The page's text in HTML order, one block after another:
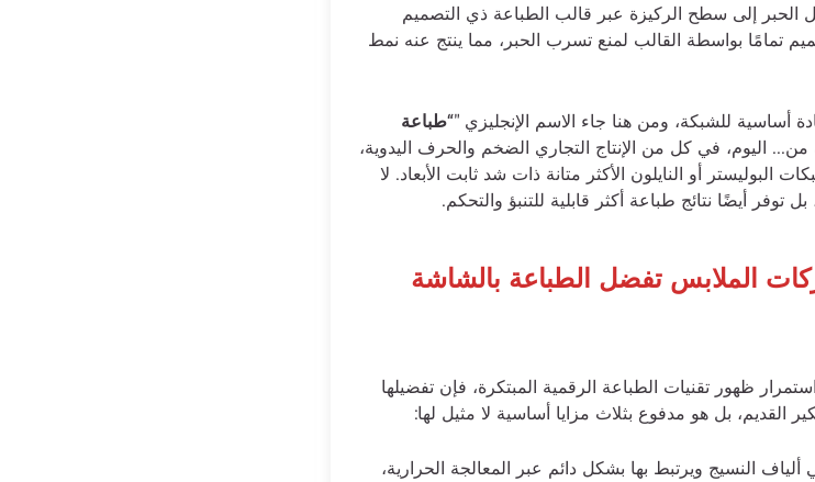
الحبر إلى سطح الركيزة عبر قالب الطباعة ذي التصميم
تمامًا بواسطة القالب لمنع تسرب الحبر، مما ينتج عنه نمط
أساسية للشبكة، ومن هنا جاء الاسم الإنجليزي "“طباعة
اليوم، في كل من الإنتاج التجاري الضخم والحرف اليدوية،
أو النايلون الأكثر متانة ذات شد ثابت الأبعاد. لا
توفر أيضًا نتائج طباعة أكثر قابلية للتنبؤ والتحكم.
الملابس تفضل الطباعة بالشاشة
ظهور تقنيات الطباعة الرقمية المبتكرة، فإن تفضيلها
القديم، بل هو مدفوع بثلاث مزايا أساسية لا مثيل لها:
النسيج ويرتبط بها بشكل دائم عبر المعالجة الحرارية،